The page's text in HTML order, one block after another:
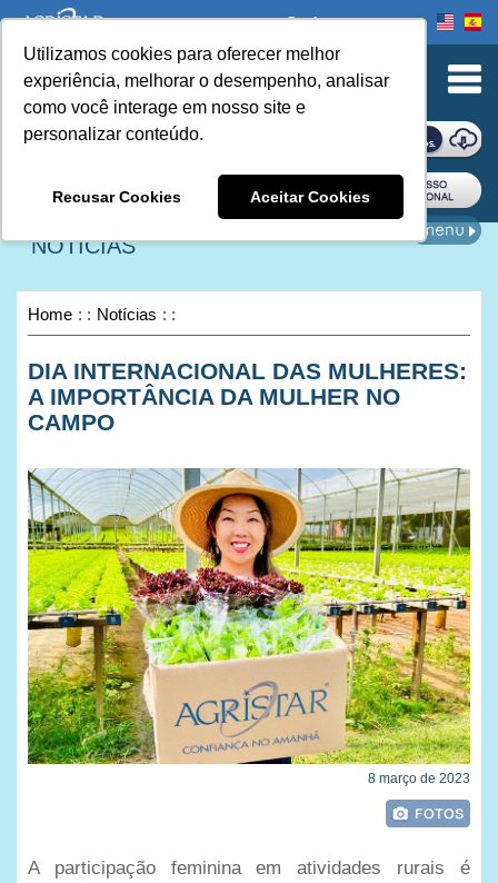
Utilizamos cookies para oferecer melhor
experiência, melhorar o desempenho, analisar
como você interage em nosso site e
personalizar conteúdo.
Recusar Cookies Aceitar Cookies
to Content
Onde comprar
ONDE COMPRAR
NOTÍCIAS
Home Notícias
DIA INTERNACIONAL DAS MULHERES:
A IMPORTÂNCIA DA MULHER NO
CAMPO
8 março de 2023
A participação feminina em atividades rurais é